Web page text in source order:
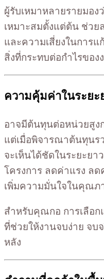
ผู้รับเหมาหลายรายมอง
เหมาะสมตั้งแต่ต้น ช่วย
และความเสี่ยงในการแ
สิ่งที่กระทบต่อกำไรของ
ความคุ้มค่าในระยะ
อาจมีต้นทุนต่อหน่วยสูง
แต่เมื่อพิจารณาต้นทุนร
จะเห็นได้ชัดในระยะยา
โครงการ ลดค่าแรง ลด
เพิ่มความมั่นใจในคุณภ
สำหรับคุณกอ การเลือก
ที่ช่วยให้งานจบง่าย จบ
หลัง